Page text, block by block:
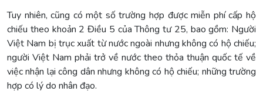
Tuy nhiên, cũng có một số trường hợp được miễn phí cấp hộ
chiếu theo khoản 2 Điều 5 của Thông tư 25, bao gồm: Người
Việt Nam bị trục xuất từ nước ngoài nhưng không có hộ chiếu;
người Việt Nam phải trở về nước theo thỏa thuận quốc tế về
việc nhận lại công dân nhưng không có hộ chiếu; những trường
hợp có lý do nhân đạo.